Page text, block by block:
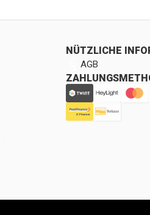
NÜTZLICHE
AGB